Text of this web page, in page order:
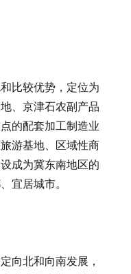
比较优势，定位为
、京津石农副产品
的配套加工制造业
游基地、区域性商
成为冀东南地区的
宜居城市。
向北和向南发展，